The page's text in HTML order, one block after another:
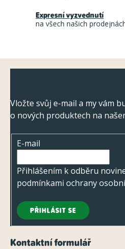
r
v
y
v
p
i
s
Expresní vyzvednutí
na všech našich
Vložte svůj e-mail a my vám
o nových produktech na
E-mail
Přihlášením k odběru
podmínkami ochrany
PŘIHLÁSIT SE
Kontaktní formulář